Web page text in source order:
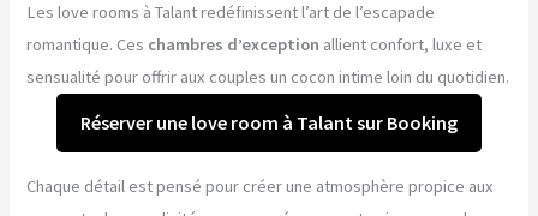
Les love rooms à Talant redéfinissent l’art de l’escapade
romantique. Ces chambres d’exception allient confort, luxe et
sensualité pour offrir aux couples un cocon intime loin du quotidien.
Réserver une love room à Talant sur Booking
Chaque détail est pensé pour créer une atmosphère propice aux